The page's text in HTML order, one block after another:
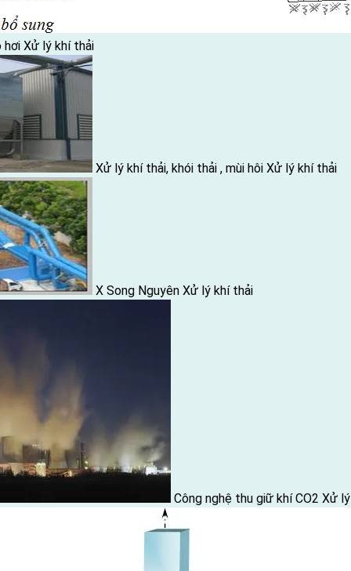
hơi Xử lý khí thải
Xử lý khí thải, khói thải , mùi hôi Xử lý khí thải
X Song Nguyên Xử lý khí thải
Công nghệ thu giữ khí CO2 Xử